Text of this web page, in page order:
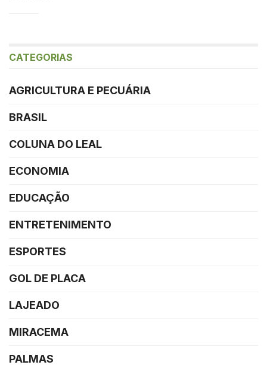
CATEGORIAS
AGRICULTURA E PECUÁRIA
BRASIL
COLUNA DO LEAL
ECONOMIA
EDUCAÇÃO
ENTRETENIMENTO
ESPORTES
GOL DE PLACA
LAJEADO
MIRACEMA
PALMAS